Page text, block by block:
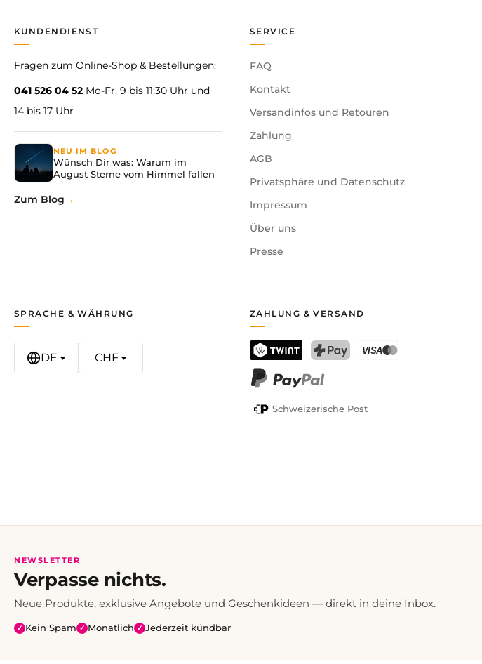
KUNDENDIENST
Fragen zum Online-Shop & Bestellungen:
041 526 04 52 Mo-Fr, 9 bis 11:30 Uhr und
14 bis 17 Uhr
NEU IM BLOG
Wünsch Dir was: Warum im
August Sterne vom Himmel fallen
Zum Blog
SERVICE
FAQ
Kontakt
Versandinfos und Retouren
Zahlung
AGB
Privatsphäre und Datenschutz
Impressum
Über uns
Presse
ZAHLUNG & VERSAND
TWINT
Schweizerische Post
SPRACHE & WÄHRUNG
DE CHF
NEWSLETTER
Verpasse nichts.
Neue Produkte, exklusive Angebote und Geschenkideen — direkt in deine Inbox.
✓ Kein Spam ✓ Monatlich ✓ Jederzeit kündbar